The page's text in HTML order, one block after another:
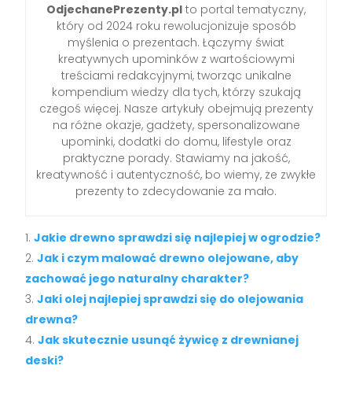
OdjechanePrezenty.pl to portal tematyczny,
który od 2024 roku rewolucjonizuje sposób
myślenia o prezentach. Łączymy świat
kreatywnych upominków z wartościowymi
treściami redakcyjnymi, tworząc unikalne
kompendium wiedzy dla tych, którzy szukają
czegoś więcej. Nasze artykuły obejmują prezenty
na różne okazje, gadżety, spersonalizowane
upominki, dodatki do domu, lifestyle oraz
praktyczne porady. Stawiamy na jakość,
kreatywność i autentyczność, bo wiemy, że zwykłe
prezenty to zdecydowanie za mało.
Jakie drewno sprawdzi się najlepiej w ogrodzie?
Jak i czym malować drewno olejowane, aby
zachować jego naturalny charakter?
Jaki olej najlepiej sprawdzi się do olejowania
drewna?
Jak skutecznie usunąć żywicę z drewnianej
deski?